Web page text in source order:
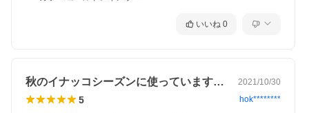
いいね 0
秋のイナッコシーズンに使っています。ペ… 2021/10/30
5 hok********